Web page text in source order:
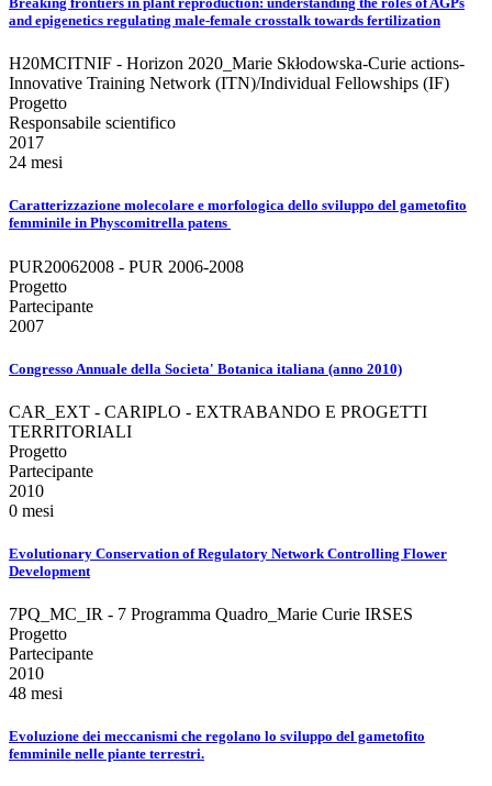
and epigenetics regulating male-female crosstalk towards fertilization
H20MCITNIF - Horizon 2020_Marie Skłodowska-Curie actions-
Innovative Training Network (ITN)/Individual Fellowships (IF)
Progetto
Responsabile scientifico
2017
24 mesi
Caratterizzazione molecolare e morfologica dello sviluppo del gametofito
femminile in Physcomitrella patens
PUR20062008 - PUR 2006-2008
Progetto
Partecipante
2007
Congresso Annuale della Societa' Botanica italiana (anno 2010)
CAR_EXT - CARIPLO - EXTRABANDO E PROGETTI
TERRITORIALI
Progetto
Partecipante
2010
0 mesi
Evolutionary Conservation of Regulatory Network Controlling Flower
Development
7PQ_MC_IR - 7 Programma Quadro_Marie Curie IRSES
Progetto
Partecipante
2010
48 mesi
Evoluzione dei meccanismi che regolano lo sviluppo del gametofito
femminile nelle piante terrestri.